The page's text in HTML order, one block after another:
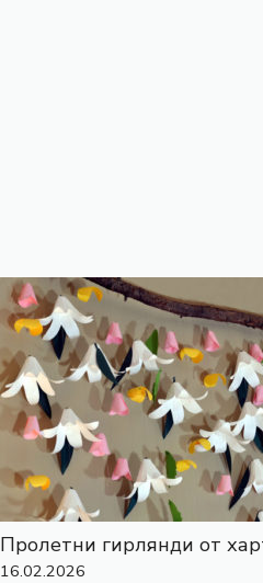
Пролетни гирлянди от
16.02.2026